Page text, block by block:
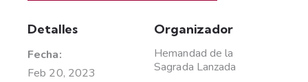
Detalles
Fecha:
Feb 20, 2023
Organizador
Hemandad de la
Sagrada Lanzada